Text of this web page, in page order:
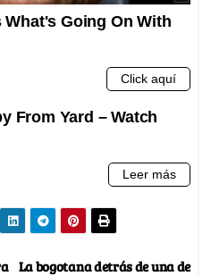
La bogotana detrás de una de